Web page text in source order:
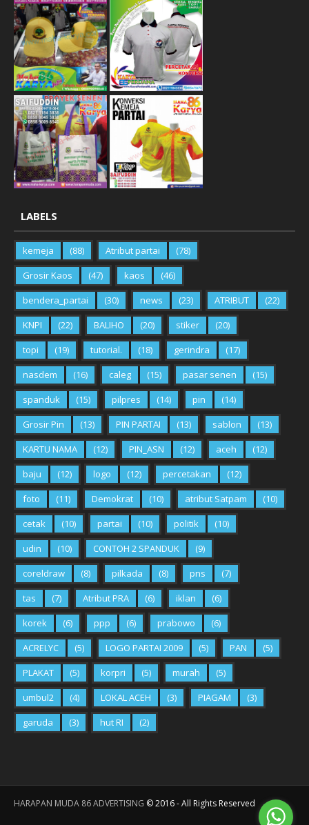
LABELS
kemeja (88) Atribut partai
(78)
Grosir Kaos
(47) kaos
(46)
bendera_partai
(30) news (23) ATRIBUT
(22)
KNPI
(22) BALIHO (20) stiker
(20)
topi
(19) tutorial. (18) gerindra
(17)
nasdem
(16) caleg (15) pasar senen
(15)
spanduk
(15) pilpres (14) pin
(14)
Grosir Pin
(13) PIN PARTAI (13) sablon
(13)
KARTU NAMA
(12) PIN_ASN (12) aceh
(12)
baju
(12) logo (12) percetakan
(12)
foto
(11) Demokrat (10) atribut Satpam
(10)
cetak
(10) partai (10) politik
(10)
udin
(10) CONTOH 2 SPANDUK
(9)
coreldraw
(8) pilkada (8) pns
(7)
tas
(7) Atribut PRA (6) iklan
(6)
korek
(6) ppp (6) prabowo
(6)
ACRELYC
(5) LOGO PARTAI 2009 (5) PAN
(5)
PLAKAT
(5) korpri (5) murah
(5)
umbul2
(4) LOKAL ACEH (3) PIAGAM
(3)
garuda
(3) hut RI (2)
HARAPAN MUDA 86 ADVERTISING ©2016- All Rights Reserved